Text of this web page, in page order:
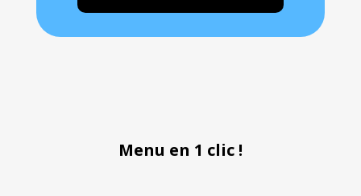
Menu en 1 clic !